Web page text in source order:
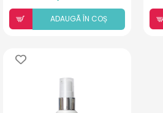
ADAUGÃ ÎN COȘ